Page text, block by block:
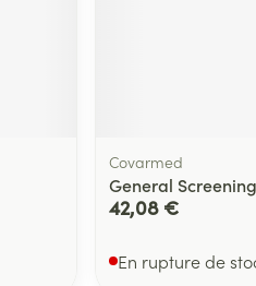
Covarmed
General
42,08 €
En rupture de